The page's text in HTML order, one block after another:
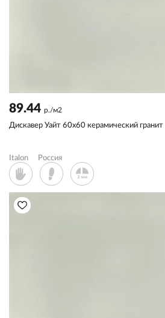
89.44 р./м2
Дискавер Уайт 60x60 керамический
Italon Россия